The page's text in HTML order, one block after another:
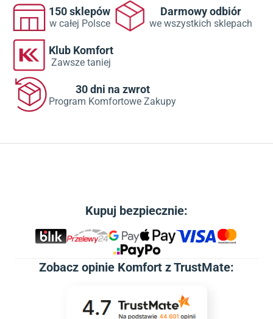
150 sklepów
w całej Polsce
Darmowy odbiór
we wszystkich sklepach
Klub Komfort
Zawsze taniej
30 dni na zwrot
Program Komfortowe Zakupy
Kupuj bezpiecznie:
Zobacz opinie Komfort z TrustMate: